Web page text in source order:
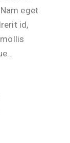
eget
id,